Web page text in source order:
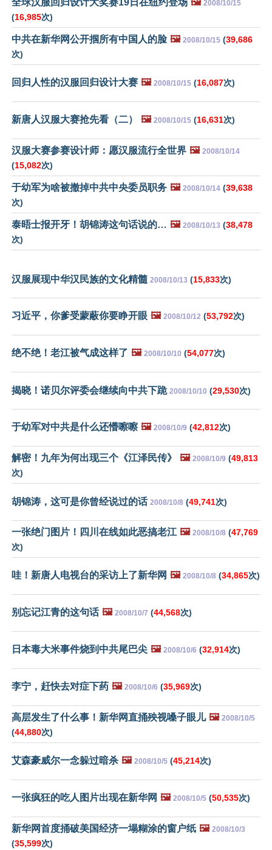
全球汉服回归设计大奖赛19日在纽约登场 🖼️ 2008/10/15
(16,985次)
中共在新华网公开掴所有中国人的脸 🖼️ 2008/10/15 (39,686
次)
回归人性的汉服回归设计大赛 🖼️ 2008/10/15 (16,087次)
新唐人汉服大赛抢先看（二） 🖼️ 2008/10/15 (16,631次)
汉服大赛参赛设计师：愿汉服流行全世界 🖼️ 2008/10/14
(15,082次)
于幼军为啥被撤掉中共中央委员职务 🖼️ 2008/10/14 (39,638
次)
泰晤士报开牙！胡锦涛这句话说的… 🖼️ 2008/10/13 (38,478
次)
汉服展现中华汉民族的文化精髓 2008/10/13 (15,833次)
习近平，你爹受蒙蔽你要睁开眼 🖼️ 2008/10/12 (53,792次)
绝不绝！老江被气成这样了 🖼️ 2008/10/10 (54,077次)
揭晓！诺贝尔评委会继续向中共下跪 2008/10/10 (29,530次)
于幼军对中共是什么还懵嚓嚓 🖼️ 2008/10/9 (42,812次)
解密！九年为何出现三个《江泽民传》 🖼️ 2008/10/9 (49,813
次)
胡锦涛，这可是你曾经说过的话 2008/10/8 (49,741次)
一张绝门图片！四川在线如此恶搞老江 🖼️ 2008/10/8 (47,769
次)
哇！新唐人电视台的采访上了新华网 🖼️ 2008/10/8 (34,865次)
别忘记江青的这句话 🖼️ 2008/10/7 (44,568次)
日本毒大米事件烧到中共尾巴尖 🖼️ 2008/10/6 (32,914次)
李宁，赶快去对症下药 🖼️ 2008/10/6 (35,969次)
高层发生了什么事！新华网直捅殃视嗓子眼儿 🖼️ 2008/10/5
(44,880次)
艾森豪威尔一念躲过暗杀 🖼️ 2008/10/5 (45,214次)
一张疯狂的吃人图片出现在新华网 🖼️ 2008/10/5 (50,535次)
新华网首度捅破美国经济一塌糊涂的窗户纸 🖼️ 2008/10/3
(35,599次)